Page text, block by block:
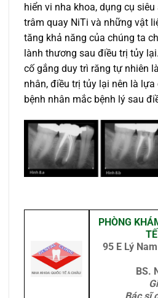
hiển vi nha khoa, dụng cụ
trâm quay NiTi và những vật
tăng khả năng của chúng ta
lành thương sau điều trị tủy
cố gắng duy trì răng tự nhiên
nhân, điều trị tủy lại nên là
bệnh nhân mắc bệnh lý sau
PHÒNG
95 E Lý
BS.
Bác sĩ